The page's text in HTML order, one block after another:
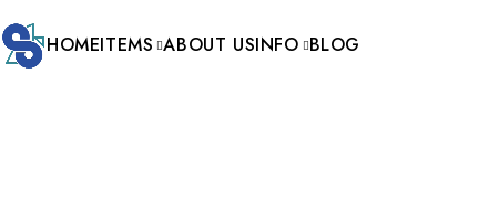
HOMEITEMS ABOUT USINFO BLOG